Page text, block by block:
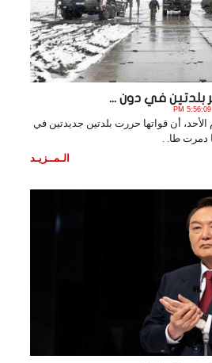
بلدتين في دون ...
الأحد، أن قواتها حررت بلدتين جديدتين في
دمرت طا. .
الـمــزيـد